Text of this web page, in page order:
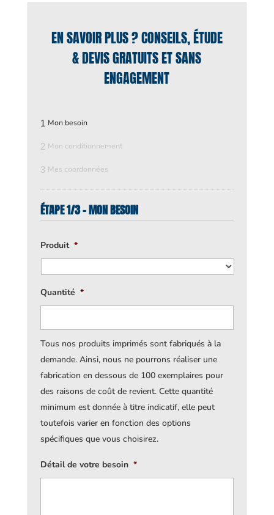
EN SAVOIR PLUS ? CONSEILS, ÉTUDE
& DEVIS GRATUITS ET SANS
ENGAGEMENT
1 Mon besoin
2 Mon conditionnement
3 Mes coordonnées
ÉTAPE 1/3 - MON BESOIN
Produit *
Quantité *
Tous nos produits imprimés sont fabriqués à la
demande. Ainsi, nous ne pourrons réaliser une
fabrication en dessous de 100 exemplaires pour
des raisons de coût de revient. Cette quantité
minimum est donnée à titre indicatif, elle peut
toutefois varier en fonction des options
spécifiques que vous choisirez.
Détail de votre besoin *